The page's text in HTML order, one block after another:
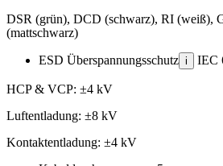
DSR (grün), DCD (schwarz), RI (weiß),
(mattschwarz)
ESD Überspannungsschutz i IEC
HCP & VCP: ±4 kV
Luftentladung: ±8 kV
Kontaktentladung: ±4 kV